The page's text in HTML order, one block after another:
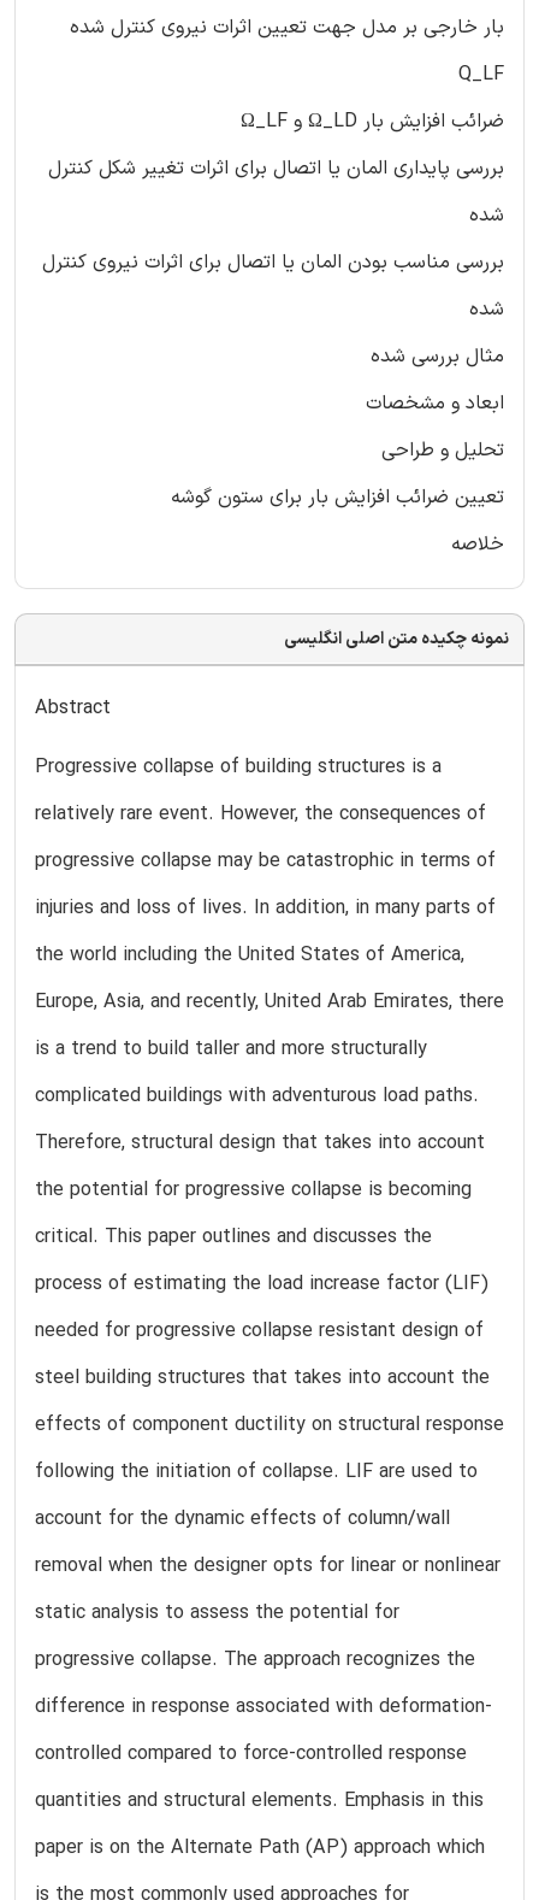
بار خارجی بر مدل جهت تعیین اثرات نیروی کنترل شده
Q_LF
ضرائب افزایش بار Ω_LD و Ω_LF
بررسی پایداری المان یا اتصال برای اثرات تغییر شکل کنترل
شده
بررسی مناسب بودن المان یا اتصال برای اثرات نیروی کنترل
شده
مثال بررسی شده
ابعاد و مشخصات
تحلیل و طراحی
تعیین ضرائب افزایش بار برای ستون گوشه
خلاصه
نمونه چکیده متن اصلی انگلیسی
Abstract
Progressive collapse of building structures is a
relatively rare event. However, the consequences of
progressive collapse may be catastrophic in terms of
injuries and loss of lives. In addition, in many parts of
the world including the United States of America,
Europe, Asia, and recently, United Arab Emirates, there
is a trend to build taller and more structurally
complicated buildings with adventurous load paths.
Therefore, structural design that takes into account
the potential for progressive collapse is becoming
critical. This paper outlines and discusses the
process of estimating the load increase factor (LIF)
needed for progressive collapse resistant design of
steel building structures that takes into account the
effects of component ductility on structural response
following the initiation of collapse. LIF are used to
account for the dynamic effects of column/wall
removal when the designer opts for linear or nonlinear
static analysis to assess the potential for
progressive collapse. The approach recognizes the
difference in response associated with deformation-
controlled compared to force-controlled response
quantities and structural elements. Emphasis in this
paper is on the Alternate Path (AP) approach which